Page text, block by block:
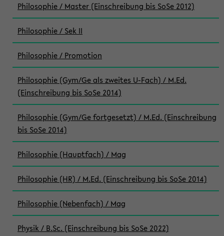
Philosophie / Master (Einschreibung bis SoSe 2012)
Philosophie / Sek II
Philosophie / Promotion
Philosophie (Gym/Ge als zweites U-Fach) / M.Ed.
(Einschreibung bis SoSe 2014)
Philosophie (Gym/Ge fortgesetzt) / M.Ed. (Einschreibung
bis SoSe 2014)
Philosophie (Hauptfach) / Mag
Philosophie (HR) / M.Ed. (Einschreibung bis SoSe 2014)
Philosophie (Nebenfach) / Mag
Physik / B.Sc. (Einschreibung bis SoSe 2022)